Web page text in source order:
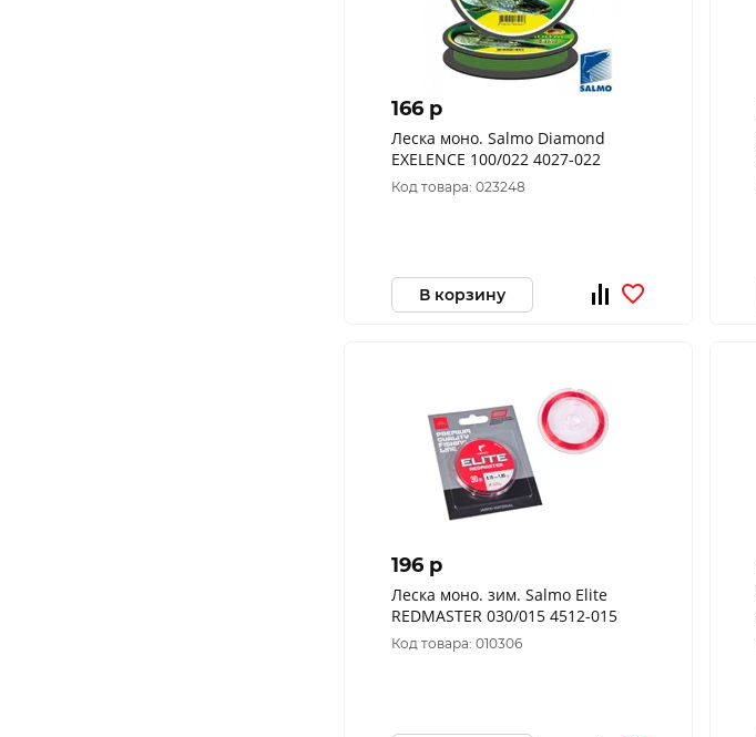
166 p
Леска моно. Salmo Diamond
EXELENCE 100/022 4027-022
Код товара: 023248
В корзину
196 p
Леска моно. зим. Salmo Elite
REDMASTER 030/015 4512-015
Код товара: 010306